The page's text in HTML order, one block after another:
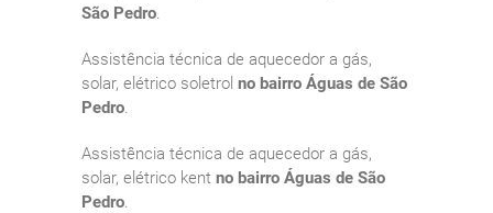
São Pedro.
Assistência técnica de aquecedor a gás,
solar, elétrico soletrol no bairro Águas de São
Pedro.
Assistência técnica de aquecedor a gás,
solar, elétrico kent no bairro Águas de São
Pedro.